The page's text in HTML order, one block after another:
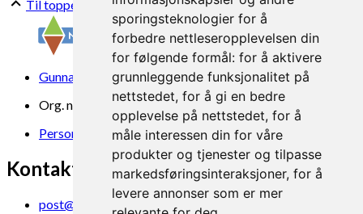
sporingsteknologier for å
forbedre nettleseropplevelsen din
for følgende formål: for å aktivere
grunnleggende funksjonalitet på
nettstedet, for å gi en bedre
opplevelse på nettstedet, for å
måle interessen din for våre
produkter og tjenester og tilpasse
markedsføringsinteraksjoner, for å
levere annonser som er mer
Til toppen
Gunnars veg 6, 6630 Tingvoll
Org. nr. 969 840 383
Personvern
Kontakt oss
post@norsok.no